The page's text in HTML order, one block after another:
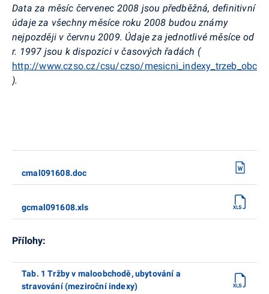
Data za měsíc červenec 2008 jsou předběžná, definitivní
údaje za všechny měsíce roku 2008 budou známy
nejpozději v červnu 2009. Údaje za jednotlivé měsíce od
r. 1997 jsou k dispozici v časových řadách (
http://www.czso.cz/csu/czso/
).
cmal091608.doc
gcmal091608.xls
Přílohy:
Tab. 1 Tržby v maloobchodě, ubytování a
stravování (meziroční indexy)